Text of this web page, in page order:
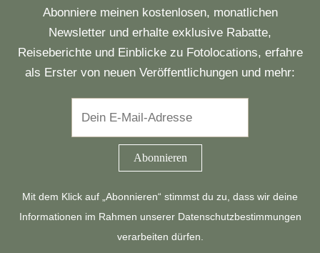
Abonniere meinen kostenlosen, monatlichen
Newsletter und erhalte exklusive Rabatte,
Reiseberichte und Einblicke zu Fotolocations, erfahre
als Erster von neuen Veröffentlichungen und mehr:
Mit dem Klick auf „Abonnieren“ stimmst du zu, dass wir deine
Informationen im Rahmen unserer Datenschutzbestimmungen
verarbeiten dürfen.